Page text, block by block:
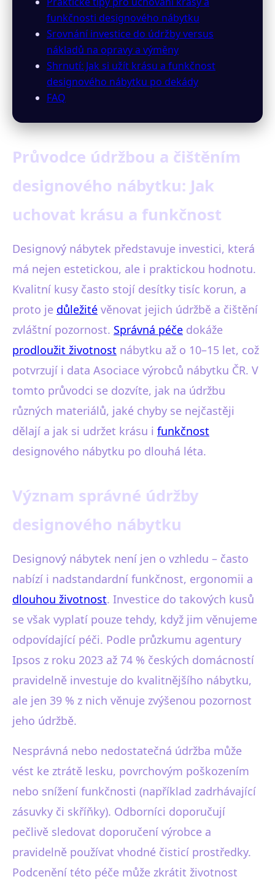
funkčnosti designového nábytku
Srovnání investice do údržby versus
nákladů na opravy a výměny
Shrnutí: Jak si užít krásu a funkčnost
designového nábytku po dekády
FAQ
Průvodce údržbou a čištěním
designového nábytku: Jak
uchovat krásu a funkčnost
Designový nábytek představuje investici, která
má nejen estetickou, ale i praktickou hodnotu.
Kvalitní kusy často stojí desítky tisíc korun, a
proto je důležité věnovat jejich údržbě a čištění
zvláštní pozornost. Správná péče dokáže
prodloužit životnost nábytku až o 10–15 let, což
potvrzují i data Asociace výrobců nábytku ČR. V
tomto průvodci se dozvíte, jak na údržbu
různých materiálů, jaké chyby se nejčastěji
dělají a jak si udržet krásu i funkčnost
designového nábytku po dlouhá léta.
Význam správné údržby
designového nábytku
Designový nábytek není jen o vzhledu – často
nabízí i nadstandardní funkčnost, ergonomii a
dlouhou životnost. Investice do takových kusů
se však vyplatí pouze tehdy, když jim věnujeme
odpovídající péči. Podle průzkumu agentury
Ipsos z roku 2023 až 74 % českých domácností
pravidelně investuje do kvalitnějšího nábytku,
ale jen 39 % z nich věnuje zvýšenou pozornost
jeho údržbě.
Nesprávná nebo nedostatečná údržba může
vést ke ztrátě lesku, povrchovým poškozením
nebo snížení funkčnosti (například zadrhávající
zásuvky či skříňky). Odborníci doporučují
pečlivě sledovat doporučení výrobce a
pravidelně používat vhodné čisticí prostředky.
Podcenění této péče může zkrátit životnost